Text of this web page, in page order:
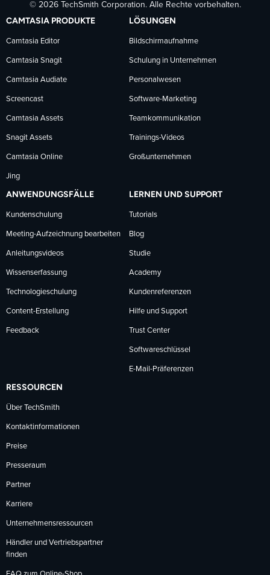
auf
Facebook
folgen
auf
LinkedIn
folgen
auf
YouTube
folgen
© 2026 TechSmith Corporation. Alle Rechte vorbehalten.
CAMTASIA PRODUKTE
Camtasia Editor
Camtasia Snagit
Camtasia Audiate
Screencast
Camtasia Assets
Snagit Assets
Camtasia Online
Jing
LÖSUNGEN
Bildschirmaufnahme
Schulung in Unternehmen
Personalwesen
Software-Marketing
Teamkommunikation
Trainings-Videos
Großunternehmen
ANWENDUNGSFÄLLE
Kundenschulung
Meeting-Aufzeichnung bearbeiten
Anleitungsvideos
Wissenserfassung
Technologieschulung
Content-Erstellung
Feedback
LERNEN UND SUPPORT
Tutorials
Blog
Studie
Academy
Kundenreferenzen
Hilfe und Support
Trust Center
Softwareschlüssel
E-Mail-Präferenzen
RESSOURCEN
Über TechSmith
Kontaktinformationen
Preise
Presseraum
Partner
Karriere
Unternehmensressourcen
Händler und Vertriebspartner
finden